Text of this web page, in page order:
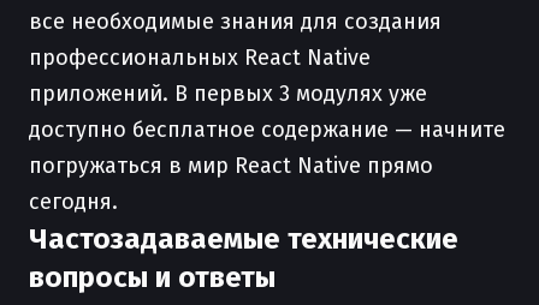
все необходимые знания для создания
профессиональных React Native
приложений. В первых 3 модулях уже
доступно бесплатное содержание — начните
погружаться в мир React Native прямо
сегодня.
Частозадаваемые технические
вопросы и ответы